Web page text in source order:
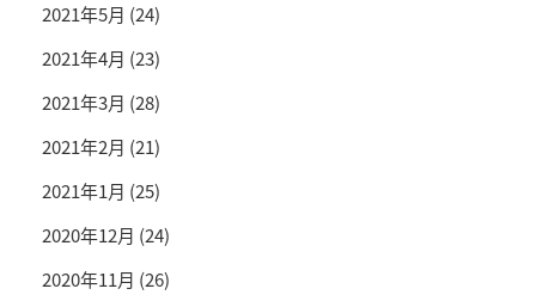
2021年5月 (24)
2021年4月 (23)
2021年3月 (28)
2021年2月 (21)
2021年1月 (25)
2020年12月 (24)
2020年11月 (26)